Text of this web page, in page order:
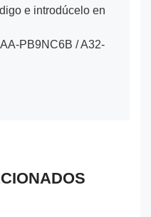
e introdúcelo en
PB9NC6B / A32-